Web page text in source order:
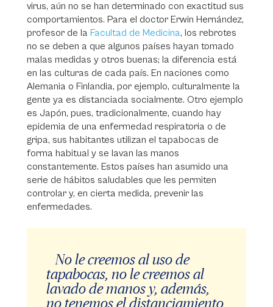
virus, aún no se han determinado con exactitud sus
comportamientos. Para el doctor Erwin Hernández,
profesor de la Facultad de Medicina, los rebrotes
no se deben a que algunos países hayan tomado
malas medidas y otros buenas; la diferencia está
en las culturas de cada país. En naciones como
Alemania o Finlandia, por ejemplo, culturalmente la
gente ya es distanciada socialmente. Otro ejemplo
es Japón, pues, tradicionalmente, cuando hay
epidemia de una enfermedad respiratoria o de
gripa, sus habitantes utilizan el tapabocas de
forma habitual y se lavan las manos
constantemente. Estos países han asumido una
serie de hábitos saludables que les permiten
controlar y, en cierta medida, prevenir las
enfermedades.
No le creemos al uso de
tapabocas, no le creemos al
lavado de manos y, además,
no tenemos el distanciamiento